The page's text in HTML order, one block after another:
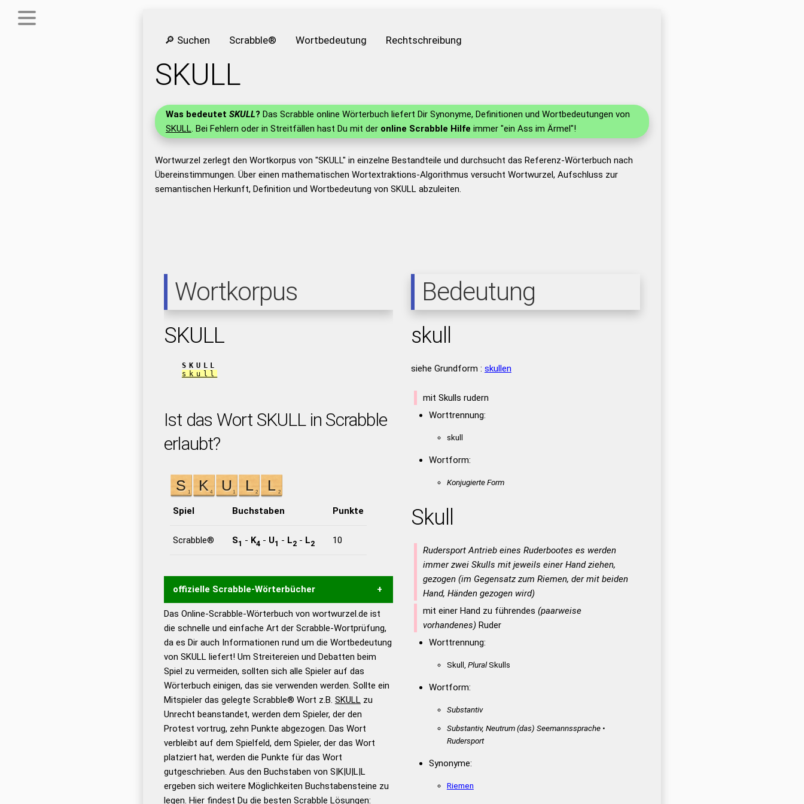
🔎 Suchen Scrabble® Wortbedeutung Rechtschreibung
SKULL
Was bedeutet SKULL? Das Scrabble online Wörterbuch liefert Dir Synonyme, Definitionen und Wortbedeutungen von
SKULL. Bei Fehlern oder in Streitfällen hast Du mit der online Scrabble Hilfe immer "ein Ass im Ärmel"!
Wortwurzel zerlegt den Wortkorpus von "SKULL" in einzelne Bestandteile und durchsucht das Referenz-Wörterbuch nach
Übereinstimmungen. Über einen mathematischen Wortextraktions-Algorithmus versucht Wortwurzel, Aufschluss zur
semantischen Herkunft, Definition und Wortbedeutung von SKULL abzuleiten.
Wortkorpus
SKULL
SKULL
skull
Ist das Wort SKULL in Scrabble
erlaubt?
Spiel Buchstaben Punkte
Scrabble® S1 - K4 - U1 - L2- L2 10
offizielle Scrabble-Wörterbücher
Wortwurzel liefert mit Hilfe eines semantischen
Wortanalyse-Algorithmus gute Anhaltspunkte zu
Wortbedeutung, Worttrennung und Wortform, um die
Gültigkeit eines Wortes für das Scrabble-Spiel zu
bestimmen! zugelassene Turnier Scrabble-
Wörterbücher sind:
Duden – Standardwerk in 12
Bänden
Duden – Richtiges und gutes
Deutsch
Duden – Die deutsche Grammatik
Das Online-Scrabble-Wörterbuch von wortwurzel.de ist
die schnelle und einfache Art der Scrabble-Wortprüfung,
da es Dir auch Informationen rund um die Wortbedeutung
von SKULL liefert! Um Streitereien und Debatten beim
Spiel zu vermeiden, sollten sich alle Spieler auf das
Wörterbuch einigen, das sie verwenden werden. Sollte ein
Mitspieler das gelegte Scrabble® Wort z.B. SKULLzu
Unrecht beanstandet, werden dem Spieler, der den
Protest vortrug, zehn Punkte abgezogen. Das Wort
verbleibt auf dem Spielfeld, dem Spieler, der das Wort
platziert hat, werden die Punkte für das Wort
gutgeschrieben. Aus den Buchstaben von S|K|U|L|L
ergeben sich weitere Möglichkeiten Buchstabensteine zu
legen. Hier findest Du die besten Scrabble Lösungen:
Bedeutung
skull
siehe Grundform : skullen
mit Skulls rudern
Worttrennung:
skull
Wortform:
Konjugierte Form
Skull
Rudersport Antrieb eines Ruderbootes es werden
immer zwei Skulls mit jeweils einer Hand ziehen,
gezogen (im Gegensatz zum Riemen, der mit beiden
Hand, Händen gezogen wird)
mit einer Hand zu führendes (paarweise
vorhandenes) Ruder
Worttrennung:
Skull, PluralSkulls
Wortform:
Substantiv
Substantiv, Neutrum(das) Seemannssprache •
Rudersport
Synonyme:
Riemen